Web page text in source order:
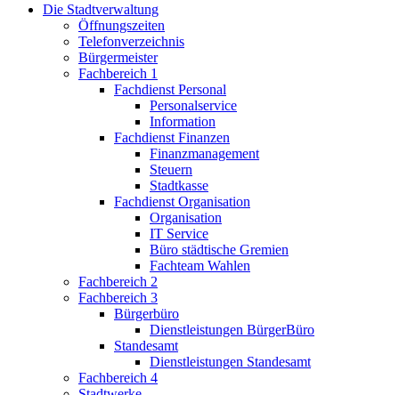
Die Stadtverwaltung
Öffnungszeiten
Telefonverzeichnis
Bürgermeister
Fachbereich 1
Fachdienst Personal
Personalservice
Information
Fachdienst Finanzen
Finanzmanagement
Steuern
Stadtkasse
Fachdienst Organisation
Organisation
IT Service
Büro städtische Gremien
Fachteam Wahlen
Fachbereich 2
Fachbereich 3
Bürgerbüro
Dienstleistungen BürgerBüro
Standesamt
Dienstleistungen Standesamt
Fachbereich 4